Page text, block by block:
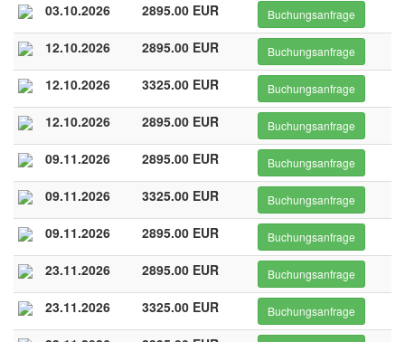
03.10.2026 2895.00 EUR Buchungsanfrage
12.10.2026 2895.00 EUR Buchungsanfrage
12.10.2026 3325.00 EUR Buchungsanfrage
12.10.2026 2895.00 EUR Buchungsanfrage
09.11.2026 2895.00 EUR Buchungsanfrage
09.11.2026 3325.00 EUR Buchungsanfrage
09.11.2026 2895.00 EUR Buchungsanfrage
23.11.2026 2895.00 EUR Buchungsanfrage
23.11.2026 3325.00 EUR Buchungsanfrage